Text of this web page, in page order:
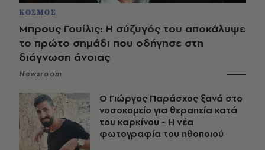
ΚΟΣΜΟΣ
Μπρους Γουίλις: Η σύζυγός του αποκάλυψε
το πρώτο σημάδι που οδήγησε στη
διάγνωση άνοιας
Newsroom
O Γιώργος Παράσχος ξανά στο
νοσοκομείο για θεραπεία κατά
του καρκίνου - Η νέα
φωτογραφία του ηθοποιού